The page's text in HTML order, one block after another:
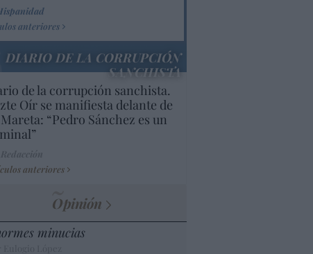
anteriores
DIARIO DE LA CORRUPCIÓN
SANCHISTA
de la corrupción sanchista.
Oír se manifiesta delante de
“Pedro Sánchez es un
anteriores
Opinión
minucias